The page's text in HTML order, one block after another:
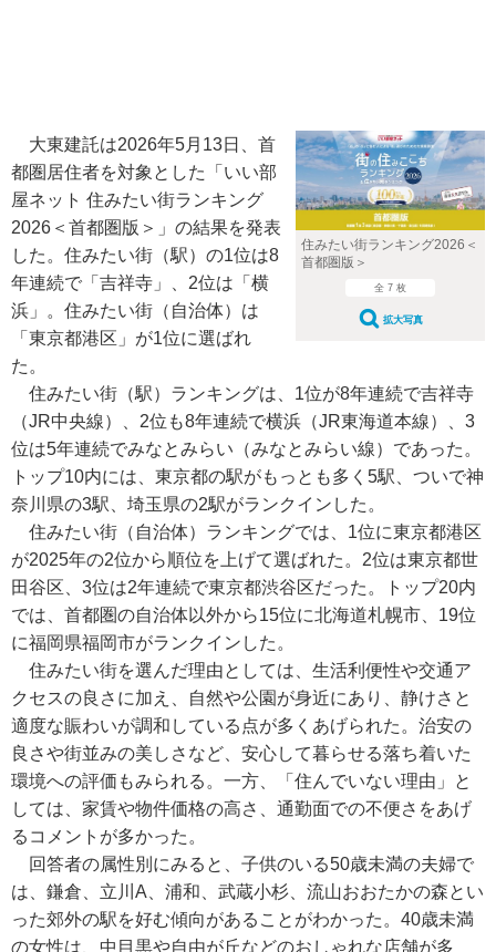
住みたい街ランキング2026＜
首都圏版＞
全 7 枚
拡大写真
大東建託は2026年5月13日、首
都圏居住者を対象とした「いい部
屋ネット 住みたい街ランキング
2026＜首都圏版＞」の結果を発表
した。住みたい街（駅）の1位は8
年連続で「吉祥寺」、2位は「横
浜」。住みたい街（自治体）は
「東京都港区」が1位に選ばれ
た。
住みたい街（駅）ランキングは、1位が8年連続で吉祥寺
（JR中央線）、2位も8年連続で横浜（JR東海道本線）、3
位は5年連続でみなとみらい（みなとみらい線）であった。
トップ10内には、東京都の駅がもっとも多く5駅、ついで神
奈川県の3駅、埼玉県の2駅がランクインした。
住みたい街（自治体）ランキングでは、1位に東京都港区
が2025年の2位から順位を上げて選ばれた。2位は東京都世
田谷区、3位は2年連続で東京都渋谷区だった。トップ20内
では、首都圏の自治体以外から15位に北海道札幌市、19位
に福岡県福岡市がランクインした。
住みたい街を選んだ理由としては、生活利便性や交通ア
クセスの良さに加え、自然や公園が身近にあり、静けさと
適度な賑わいが調和している点が多くあげられた。治安の
良さや街並みの美しさなど、安心して暮らせる落ち着いた
環境への評価もみられる。一方、「住んでいない理由」と
しては、家賃や物件価格の高さ、通勤面での不便さをあげ
るコメントが多かった。
回答者の属性別にみると、子供のいる50歳未満の夫婦で
は、鎌倉、立川A、浦和、武蔵小杉、流山おおたかの森とい
った郊外の駅を好む傾向があることがわかった。40歳未満
の女性は、中目黒や自由が丘などのおしゃれな店舗が多